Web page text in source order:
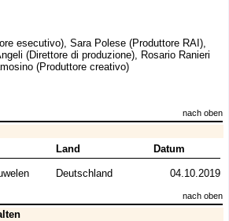
esecutivo), Sara Polese(Produttore RAI),
(Direttore di produzione), Rosario Ranieri
(Produttore creativo)
nach oben
Land Datum
Deutschland 04.10.2019
nach oben